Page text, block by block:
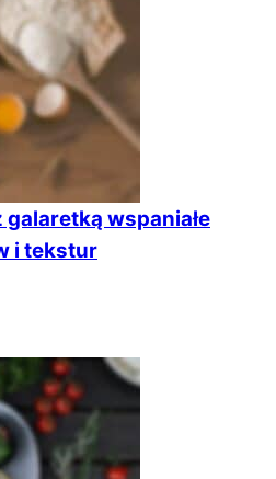
wspaniałe
i tekstur